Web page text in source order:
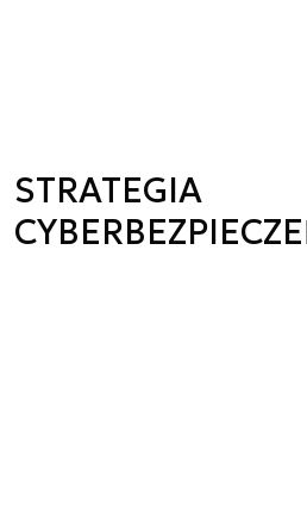
STRATEGIA